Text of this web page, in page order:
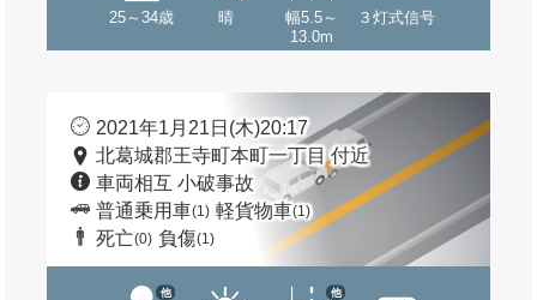
25～34歳 晴
幅5.5～
13.0m
３灯式信号
2021年1月21日(木)20:17
北葛城郡王寺町本町一丁目 付近
車両相互 小破事故
普通乗用車(1) 軽貨物車(1)
死亡(0) 負傷(1)
他 他